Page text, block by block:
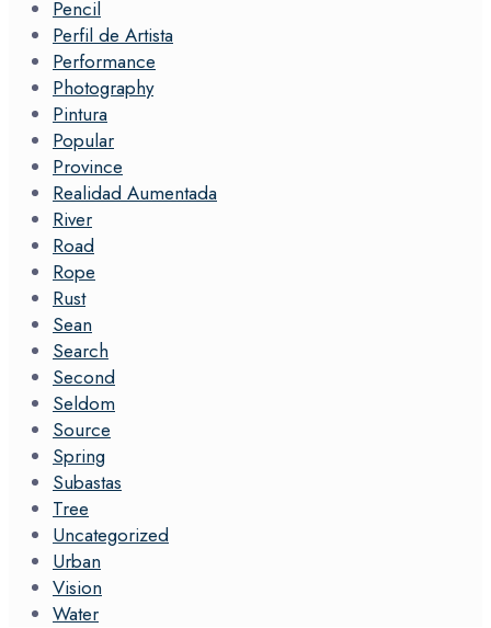
Pencil
Perfil de Artista
Performance
Photography
Pintura
Popular
Province
Realidad Aumentada
River
Road
Rope
Rust
Sean
Search
Second
Seldom
Source
Spring
Subastas
Tree
Uncategorized
Urban
Vision
Water